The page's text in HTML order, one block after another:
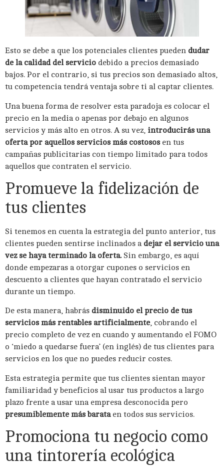
Esto se debe a que los potenciales clientes pueden dudar
de la calidad del servicio debido a precios demasiado
bajos. Por el contrario, si tus precios son demasiado altos,
tu competencia tendrá ventaja sobre ti al captar clientes.
Una buena forma de resolver esta paradoja es colocar el
precio en la media o apenas por debajo en algunos
servicios y más alto en otros. A su vez, introducirás una
oferta por aquellos servicios más costososen tus
campañas publicitarias con tiempo limitado para todos
aquellos que contraten el servicio.
Promueve la fidelización de
tus clientes
Si tenemos en cuenta la estrategia del punto anterior, tus
clientes pueden sentirse inclinados a dejar el servicio una
vez se haya terminado la oferta. Sin embargo, es aquí
donde empezaras a otorgar cupones o servicios en
descuento a clientes que hayan contratado el servicio
durante un tiempo.
De esta manera, habrás disminuido el precio de tus
servicios más rentables artificialmente, cobrando el
precio completo de vez en cuando y aumentando el FOMO
o ‘miedo a quedarse fuera’ (en inglés) de tus clientes para
servicios en los que no puedes reducir costes.
Esta estrategia permite que tus clientes sientan mayor
familiaridad y beneficios al usar tus productos a largo
plazo frente a usar una empresa desconocida pero
presumiblemente más barataen todos sus servicios.
Promociona tu negocio como
una tintorería ecológica